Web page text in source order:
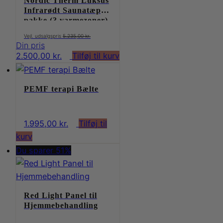
Infrarødt Saunatæppe
pakke (3 varmezoner)
5.235,00kr.Den
pris
var:
5.235,00 kr..
2.500,00 kr. Den
aktuelle
er:
Tilføj til kurv
PEMF terapi Bælte
1.995,00 kr.
Tilføj til
kurv
Du sparer 51%
Red Light Panel til
Hjemmebehandling